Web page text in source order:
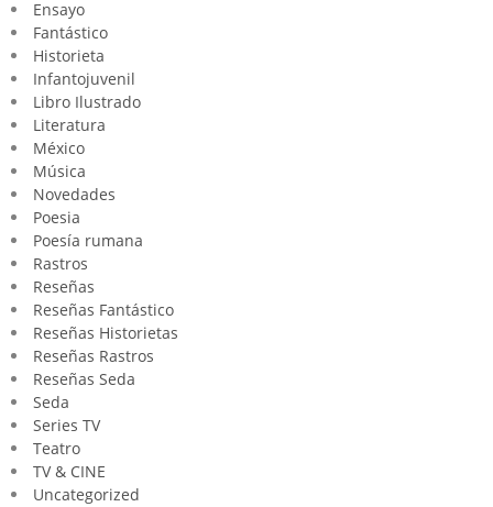
Ensayo
Fantástico
Historieta
Infantojuvenil
Libro Ilustrado
Literatura
México
Música
Novedades
Poesia
Poesía rumana
Rastros
Reseñas
Reseñas Fantástico
Reseñas Historietas
Reseñas Rastros
Reseñas Seda
Seda
Series TV
Teatro
TV & CINE
Uncategorized